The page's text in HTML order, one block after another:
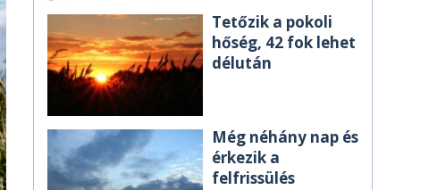
Tetőzik a pokoli
hőség, 42 fok lehet
délután
Még néhány nap és
érkezik a
felfrissülés